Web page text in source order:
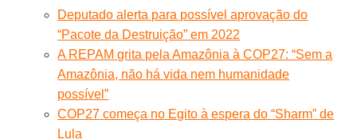
Deputado alerta para possível aprovação do
“Pacote da Destruição” em 2022
A REPAM grita pela Amazônia à COP27: “Sem a
Amazônia, não há vida nem humanidade
possível”
COP27 começa no Egito à espera do “Sharm” de
Lula